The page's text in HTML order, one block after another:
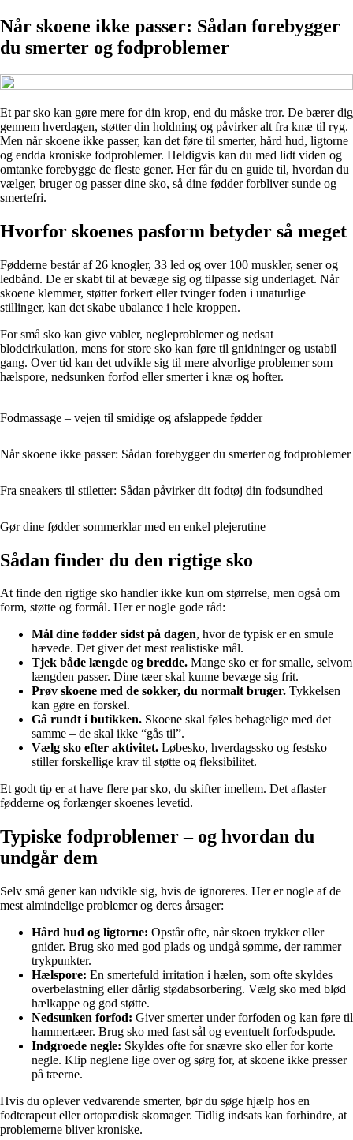
Når skoene ikke passer: Sådan forebygger
du smerter og fodproblemer
Et par sko kan gøre mere for din krop, end du måske tror. De bærer dig
gennem hverdagen, støtter din holdning og påvirker alt fra knæ til ryg.
Men når skoene ikke passer, kan det føre til smerter, hård hud, ligtorne
og endda kroniske fodproblemer. Heldigvis kan du med lidt viden og
omtanke forebygge de fleste gener. Her får du en guide til, hvordan du
vælger, bruger og passer dine sko, så dine fødder forbliver sunde og
smertefri.
Hvorfor skoenes pasform betyder så meget
Fødderne består af 26 knogler, 33 led og over 100 muskler, sener og
ledbånd. De er skabt til at bevæge sig og tilpasse sig underlaget. Når
skoene klemmer, støtter forkert eller tvinger foden i unaturlige
stillinger, kan det skabe ubalance i hele kroppen.
For små sko kan give vabler, negleproblemer og nedsat
blodcirkulation, mens for store sko kan føre til gnidninger og ustabil
gang. Over tid kan det udvikle sig til mere alvorlige problemer som
hælspore, nedsunken forfod eller smerter i knæ og hofter.
Fodmassage – vejen til smidige og afslappede fødder
Når skoene ikke passer: Sådan forebygger du smerter og fodproblemer
Fra sneakers til stiletter: Sådan påvirker dit fodtøj din fodsundhed
Gør dine fødder sommerklar med en enkel plejerutine
Sådan finder du den rigtige sko
At finde den rigtige sko handler ikke kun om størrelse, men også om
form, støtte og formål. Her er nogle gode råd:
Mål dine fødder sidst på dagen, hvor de typisk er en smule
hævede. Det giver det mest realistiske mål.
Tjek både længde og bredde. Mange sko er for smalle, selvom
længden passer. Dine tæer skal kunne bevæge sig frit.
Prøv skoene med de sokker, du normalt bruger. Tykkelsen
kan gøre en forskel.
Gå rundt i butikken. Skoene skal føles behagelige med det
samme – de skal ikke “gås til”.
Vælg sko efter aktivitet. Løbesko, hverdagssko og festsko
stiller forskellige krav til støtte og fleksibilitet.
Et godt tip er at have flere par sko, du skifter imellem. Det aflaster
fødderne og forlænger skoenes levetid.
Typiske fodproblemer – og hvordan du
undgår dem
Selv små gener kan udvikle sig, hvis de ignoreres. Her er nogle af de
mest almindelige problemer og deres årsager:
Hård hud og ligtorne: Opstår ofte, når skoen trykker eller
gnider. Brug sko med god plads og undgå sømme, der rammer
trykpunkter.
Hælspore: En smertefuld irritation i hælen, som ofte skyldes
overbelastning eller dårlig stødabsorbering. Vælg sko med blød
hælkappe og god støtte.
Nedsunken forfod: Giver smerter under forfoden og kan føre til
hammertæer. Brug sko med fast sål og eventuelt forfodspude.
Indgroede negle: Skyldes ofte for snævre sko eller for korte
negle. Klip neglene lige over og sørg for, at skoene ikke presser
på tæerne.
Hvis du oplever vedvarende smerter, bør du søge hjælp hos en
fodterapeut eller ortopædisk skomager. Tidlig indsats kan forhindre, at
problemerne bliver kroniske.